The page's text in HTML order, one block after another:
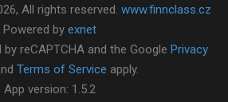
, All rights reserved. www.finnclass.cz
Powered by exnet
reCAPTCHA and the Google Privacy
Terms of Service apply.
App version: 1.5.2